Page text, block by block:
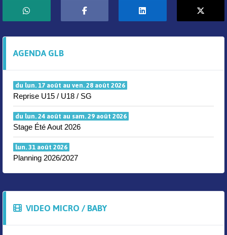
AGENDA GLB
du lun. 17 août au ven. 28 août 2026
Reprise U15 / U18 / SG
du lun. 24 août au sam. 29 août 2026
Stage Été Aout 2026
lun. 31 août 2026
Planning 2026/2027
VIDEO MICRO / BABY